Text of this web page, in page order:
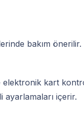
bakım
elektronik kart
ayarlamaları içerir.